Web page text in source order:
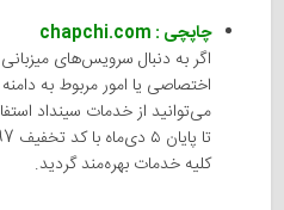
چاپچی : chapchi.com
اگر به دنبال سرویس‌های
اختصاصی یا امور مربوط به
می‌توانید از خدمات سینداد
کلیه خدمات بهره‌مند گردید.